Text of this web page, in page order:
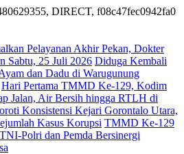
DIRECT, f08c47fec0942fa0
Pelayanan Akhir Pekan, Dokter
Sabtu, 25 Juli 2026 Diduga Kembali
dan Dadu di Warugunung
Hari Pertama TMMD Ke-129, Kodim
Jalan, Air Bersih hingga RTLH di
Konsistensi Kejari Gorontalo Utara,
Kasus Korupsi TMMD Ke-129
Polri dan Pemda Bersinergi